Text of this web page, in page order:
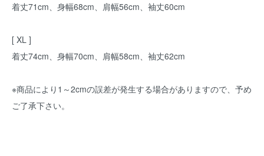
着丈71cm、身幅68cm、肩幅56cm、袖丈60cm
[ XL ]
着丈74cm、身幅70cm、肩幅58cm、袖丈62cm
※商品により1～2cmの誤差が発生する場合がありますので、予め
ご了承下さい。